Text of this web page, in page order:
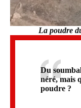
La poudre
Du
néré, mais
poudre ?